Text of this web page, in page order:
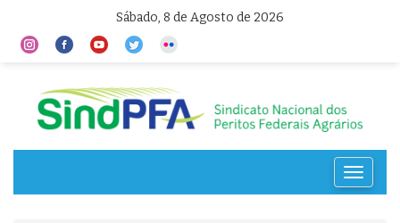
Sábado, 8 de Agosto de 2026
Toggle